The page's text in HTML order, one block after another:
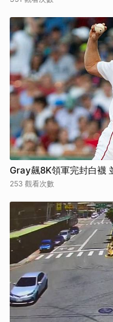
Gray飆8K領軍完封白襪
253 觀看次數